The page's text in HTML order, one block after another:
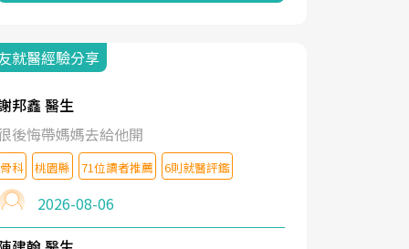
就醫經驗分享
邦鑫 醫生
後悔帶媽媽去給他開
骨科 桃園縣 71位讀者推薦 6則就醫評鑑
2026-08-06